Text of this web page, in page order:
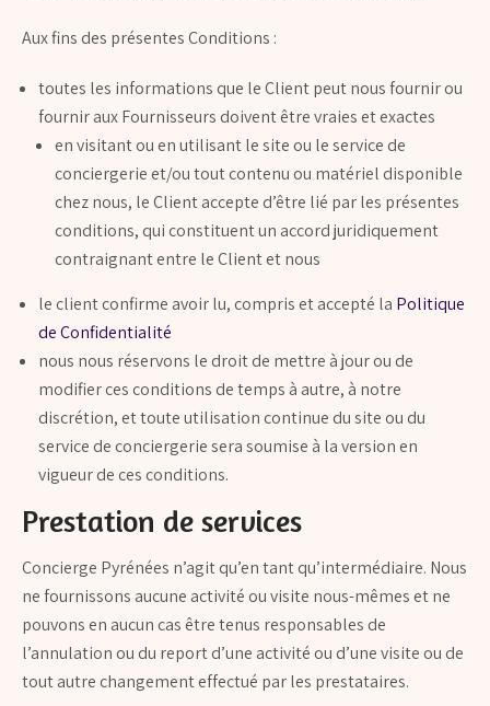
Aux fins des présentes Conditions :
toutes les informations que le Client peut nous fournir ou
fournir aux Fournisseurs doivent être vraies et exactes
en visitant ou en utilisant le site ou le service de
conciergerie et/ou tout contenu ou matériel disponible
chez nous, le Client accepte d’être lié par les présentes
conditions, qui constituent un accord juridiquement
contraignant entre le Client et nous
le client confirme avoir lu, compris et accepté la Politique
de Confidentialité
nous nous réservons le droit de mettre à jour ou de
modifier ces conditions de temps à autre, à notre
discrétion, et toute utilisation continue du site ou du
service de conciergerie sera soumise à la version en
vigueur de ces conditions.
Prestation de services
Concierge Pyrénées n’agit qu’en tant qu’intermédiaire. Nous
ne fournissons aucune activité ou visite nous-mêmes et ne
pouvons en aucun cas être tenus responsables de
l’annulation ou du report d’une activité ou d’une visite ou de
tout autre changement effectué par les prestataires.